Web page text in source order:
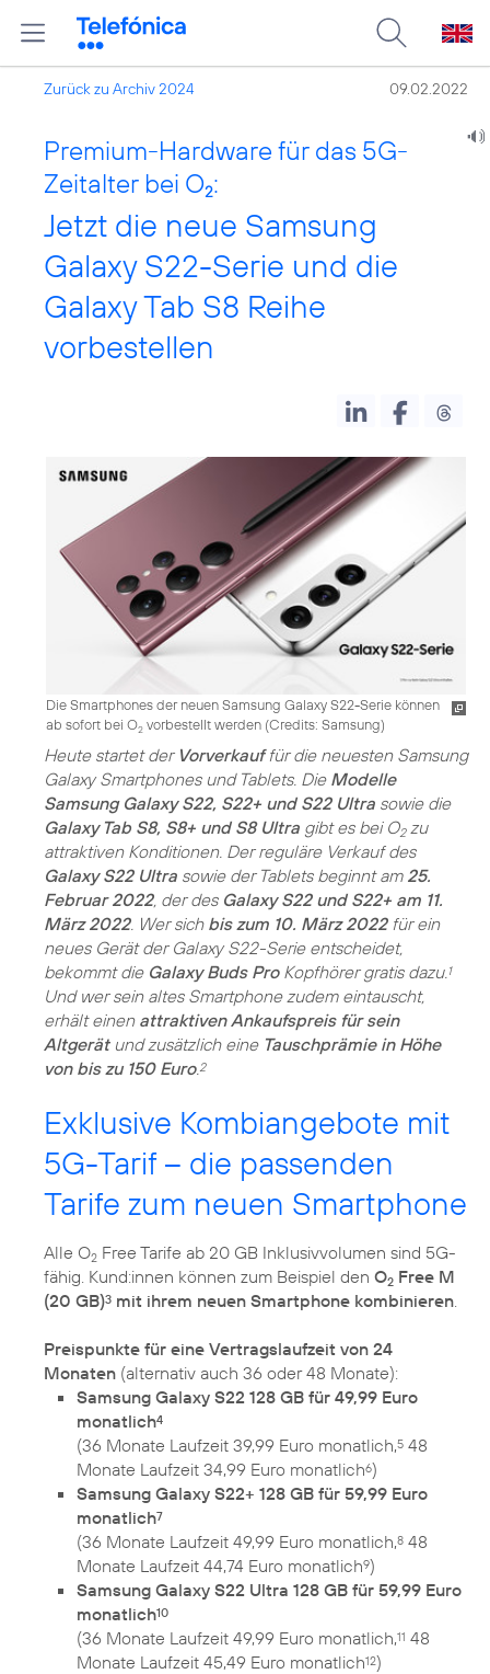
Zurück zu Archiv 2024 09.02.2022
Premium-Hardware für das 5G-
Zeitalter bei O2:
Jetzt die neue Samsung
Galaxy S22-Serie und die
Galaxy Tab S8 Reihe
vorbestellen
Die Smartphones der neuen Samsung Galaxy S22-Serie können
ab sofort bei O2 vorbestellt werden (Credits: Samsung)
Heute startet der Vorverkauffür die neuesten Samsung
Galaxy Smartphones und Tablets. Die Modelle
Samsung Galaxy S22, S22+ und S22 Ultra sowie die
Galaxy Tab S8, S8+ und S8 Ultra gibt es bei O2zu
attraktiven Konditionen. Der reguläre Verkauf des
Galaxy S22 Ultra sowie der Tablets beginnt am 25.
Februar 2022, der des Galaxy S22 und S22+ am 11.
März 2022. Wer sich bis zum 10. März 2022für ein
neues Gerät der Galaxy S22-Serie entscheidet,
bekommt die Galaxy Buds ProKopfhörer gratis dazu. 1
Und wer sein altes Smartphone zudem eintauscht,
erhält einen attraktiven Ankaufspreis für sein
Altgerätund zusätzlich eine Tauschprämie in Höhe
von bis zu 150 Euro. 2
Exklusive Kombiangebote mit
5G-Tarif – die passenden
Tarife zum neuen Smartphone
Alle O2 Free Tarife ab 20 GB Inklusivvolumen sind 5G-
fähig. Kund:innen können zum Beispiel den O2 Free M
(20 GB)3 mit ihrem neuen Smartphone kombinieren
Preispunkte für eine Vertragslaufzeit von 24
Monaten
Samsung Galaxy S22 128 GB für 49,99 Euro
monatlich4
(36 Monate Laufzeit 39,99 Euro monatlich,5 48
Monate Laufzeit 34,99 Euro monatlich6)
Samsung Galaxy S22+ 128 GB für 59,99 Euro
monatlich7
(36 Monate Laufzeit 49,99 Euro monatlich,8 48
Monate Laufzeit 44,74 Euro monatlich9)
Samsung Galaxy S22 Ultra 128 GB für 59,99 Euro
monatlich10
(36 Monate Laufzeit 49,99 Euro monatlich,11 48
Monate Laufzeit 45,49 Euro monatlich12)